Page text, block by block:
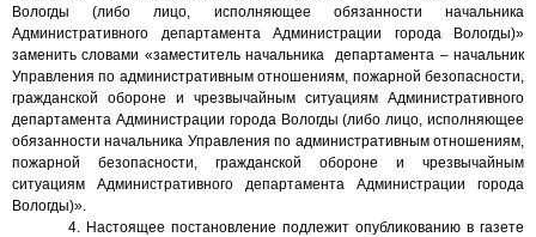
Вологды (либо лицо, исполняющее обязанности начальника
Административного департамента Администрации города Вологды)»
заменить словами «заместитель начальника
департамента – начальник
Управления по административным отношениям, пожарной безопасности,
гражданской обороне и чрезвычайным ситуациям Административного
департамента Администрации города Вологды (либо лицо, исполняющее
обязанности начальника Управления по административным отношениям,
пожарной безопасности, гражданской обороне и чрезвычайным
ситуациям Административного департамента Администрации города
Вологды)».
4. Настоящее постановление подлежит опубликованию в газете